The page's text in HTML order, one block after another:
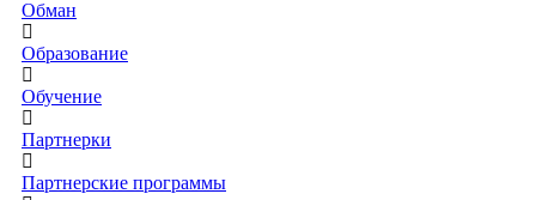
Обман
Образование
Обучение
Партнерки
Партнерские программы